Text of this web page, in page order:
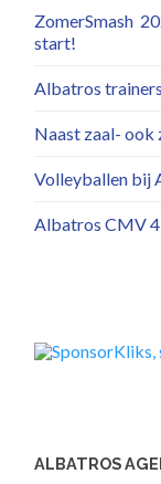
ZomerSmash
start!
Albatros
Naast zaal- ook
Volleyballen bij
Albatros CMV
ALBATROS